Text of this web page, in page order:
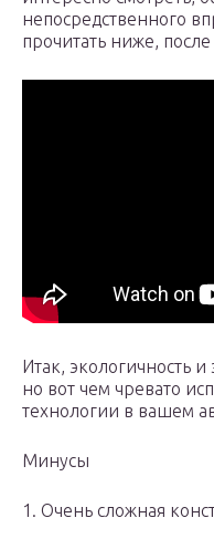
непосредственного
прочитать ниже,
Итак, экологичность
но вот чем чревато
технологии в вашем
Минусы
1. Очень сложная